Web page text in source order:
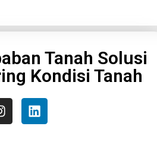
Tanah Solusi
Kondisi Tanah